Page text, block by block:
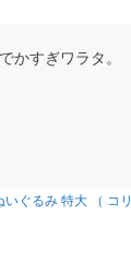
かすぎワラタ。
ぐるみ 特大 （ コリ